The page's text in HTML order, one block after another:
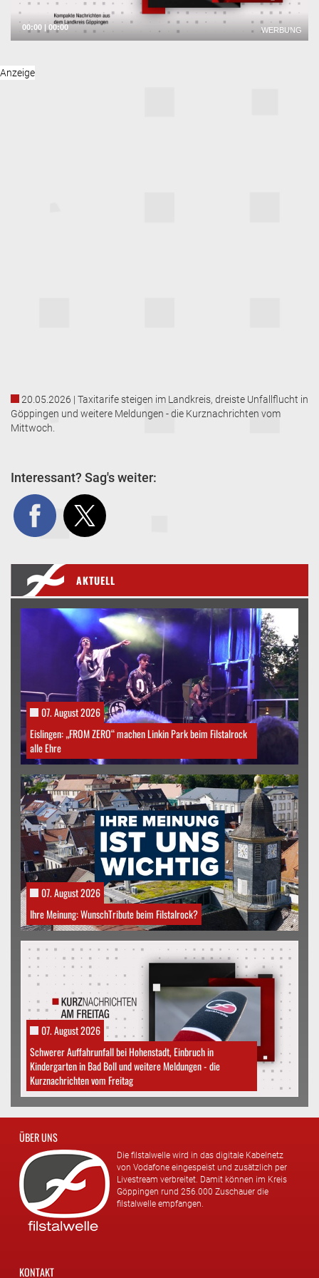
20.05.2026 | Taxitarife steigen im Landkreis, dreiste Unfallflucht in
Göppingen und weitere Meldungen - die Kurznachrichten vom
Mittwoch.
Interessant? Sag's weiter:
AKTUELL
07. August 2026
Eislingen: „FROM ZERO“ machen Linkin Park beim Filstalrock
alle Ehre
07. August 2026
Ihre Meinung: WunschTribute beim Filstalrock?
07. August 2026
Schwerer Auffahrunfall bei Hohenstadt, Einbruch in
Kindergarten in Bad Boll und weitere Meldungen - die
Kurznachrichten vom Freitag
ÜBER UNS
Die filstalwelle wird in das digitale Kabelnetz
von Vodafone eingespeist und zusätzlich per
Livestream verbreitet. Damit können im Kreis
Göppingen rund 256.000 Zuschauer die
filstalwelle empfangen.
KONTAKT